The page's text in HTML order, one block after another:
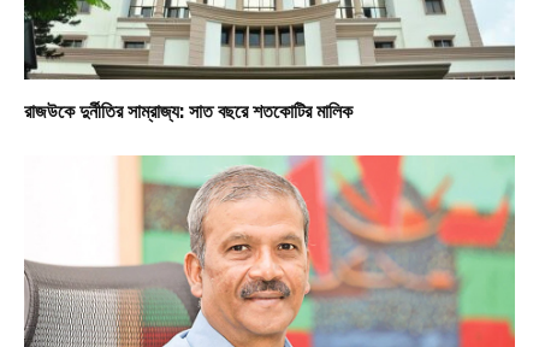
রাজউকে দুর্নীতির সাম্রাজ্য: সাত বছরে শতকোটির মালিক